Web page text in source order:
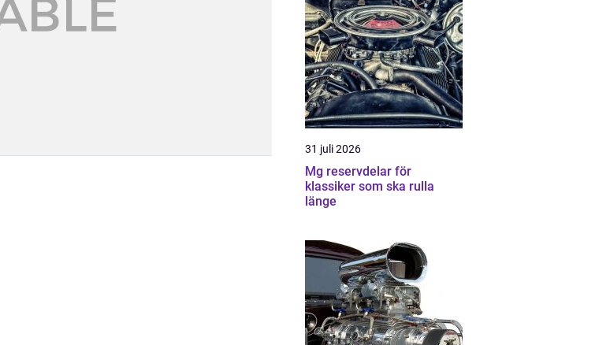
31 juli 2026
Mg reservdelar för
klassiker som ska rulla
länge